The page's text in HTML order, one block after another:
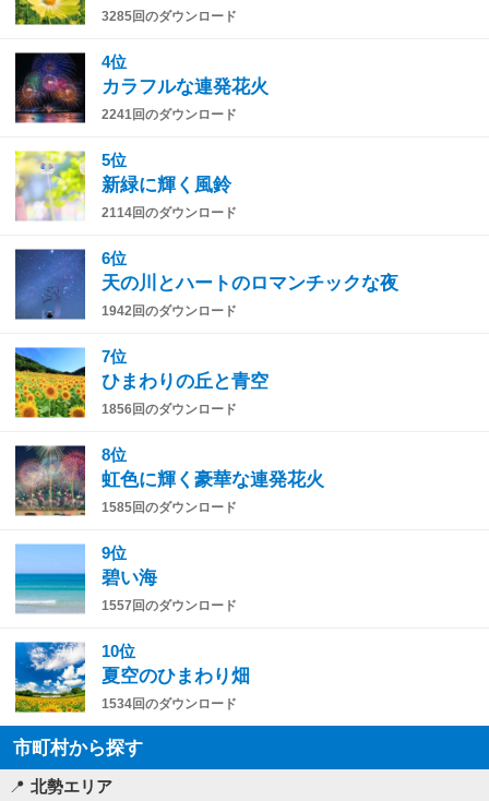
3285回のダウンロード
4位
カラフルな連発花火
2241回のダウンロード
5位
新緑に輝く風鈴
2114回のダウンロード
6位
天の川とハートのロマンチックな夜
1942回のダウンロード
7位
ひまわりの丘と青空
1856回のダウンロード
8位
虹色に輝く豪華な連発花火
1585回のダウンロード
9位
碧い海
1557回のダウンロード
10位
夏空のひまわり畑
1534回のダウンロード
市町村から探す
北勢エリア